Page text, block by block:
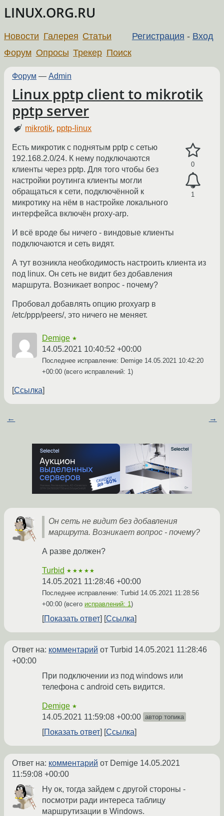
LINUX.ORG.RU
Регистрация - Вход
Новости Галерея Статьи
Форум Опросы Трекер Поиск
Форум — Admin
Linux pptp client to mikrotik
pptp server
mikrotik, pptp-linux
0
1
Есть микротик с поднятым pptp с сетью
192.168.2.0/24. К нему подключаются
клиенты через pptp. Для того чтобы без
настройки роутинга клиенты могли
обращаться к сети, подключённой к
микротику на нём в настройке локального
интерфейса включён proxy-arp.
И всё вроде бы ничего - виндовые клиенты
подключаются и сеть видят.
А тут возникла необходимость настроить клиента из
под linux. Он сеть не видит без добавления
маршрута. Возникает вопрос - почему?
Пробовал добавлять опцию proxyarp в
/etc/ppp/peers/, это ничего не меняет.
Demige ★
14.05.2021 10:40:52 +00:00
Последнее исправление: Demige 14.05.2021 10:42:20
+00:00 (всего исправлений: 1)
Ссылка
← →
Он сеть не видит без добавления
маршрута. Возникает вопрос - почему?
А разве должен?
Turbid ★★★★★
14.05.2021 11:28:46 +00:00
Последнее исправление: Turbid 14.05.2021 11:28:56
+00:00 (всего исправлений: 1)
Показать ответ Ссылка
Ответ на: комментарий от Turbid 14.05.2021 11:28:46
+00:00
При подключении из под windows или
телефона с android сеть видится.
Demige ★
14.05.2021 11:59:08 +00:00 автор топика
Показать ответ Ссылка
Ответ на: комментарий от Demige 14.05.2021
11:59:08 +00:00
Ну ок, тогда зайдем с другой стороны -
посмотри ради интереса таблицу
маршрутизации в Windows.